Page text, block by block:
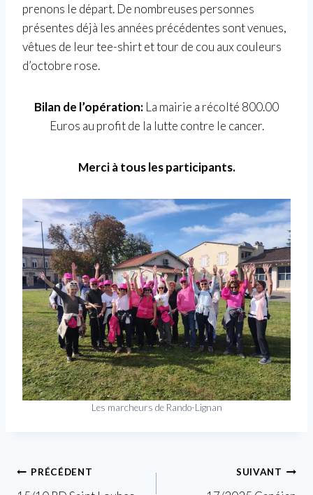
prenons le départ. De nombreuses personnes
présentes déjà les années précédentes sont venues,
vêtues de leur tee-shirt et tour de cou aux couleurs
d’octobre rose.
Bilan de l’opération: La mairie a récolté 800.00
Euros au profit de la lutte contre le cancer.
Merci à tous les participants.
Les marcheurs de Rando-Lignan
Navigation
PRÉCÉDENT SUIVANT